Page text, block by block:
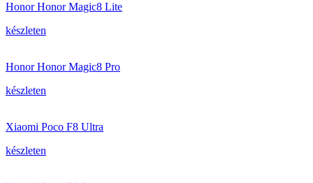
Honor Honor Magic8 Lite
készleten
Honor Honor Magic8 Pro
készleten
Xiaomi Poco F8 Ultra
készleten